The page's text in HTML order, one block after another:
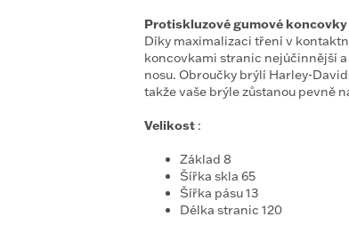
Protiskluzové gumové
Díky maximalizaci tření v
koncovkami stranic nejúčinnější
nosu. Obroučky brýlí Harley-
takže vaše brýle zůstanou pevně
Velikost :
Základ 8
Šířka skla 65
Šířka pásu 13
Délka stranic 120